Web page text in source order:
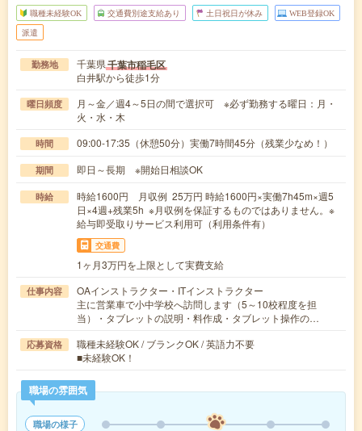
職種未経験OK 交通費別途支給あり 土日祝日が休み WEB登録OK
派遣
勤務地 千葉県千葉市稲毛区
白井駅から徒歩1分
曜日頻度
月～金／週4～5日の間で選択可 ※必ず勤務する曜日：月・
火・水・木
時間 09:00-17:35（休憩50分）実働7時間45分（残業少なめ！）
期間 即日～長期 ※開始日相談OK
時給
時給1600円 月収例 25万円 時給1600円×実働7h45m×週5
日×4週+残業5h ※月収例を保証するものではありません。※
給与即受取りサービス利用可（利用条件有）
交通費
1ヶ月3万円を上限として実費支給
仕事内容
OAインストラクター・ITインストラクター
主に営業車で小中学校へ訪問します（5～10校程度を担
当）・タブレットの説明・料作成・タブレット操作の…
応募資格
職種未経験OK / ブランクOK / 英語力不要
■未経験OK！
職場の雰囲気
職場の様子